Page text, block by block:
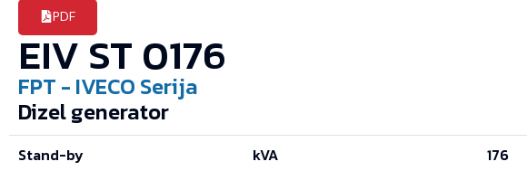
PDF
EIV ST 0176
FPT - IVECO Serija
Dizel generator
Stand-by kVA
176